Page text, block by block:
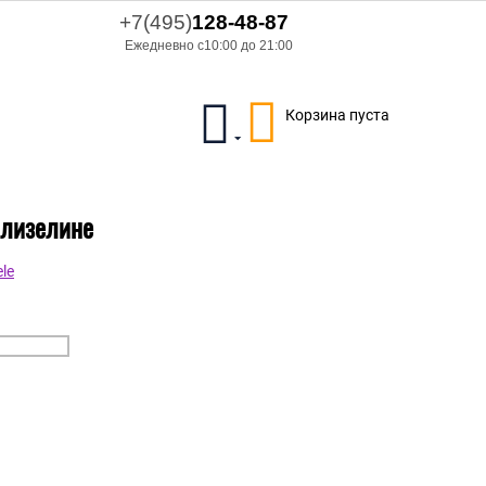
+7(495)128-48-87
Ежедневно с10:00 до 21:00
Корзина пуста